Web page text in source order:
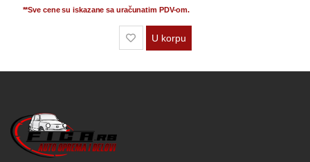
**Sve cene su iskazane sa uračunatim PDV-om.
U korpu